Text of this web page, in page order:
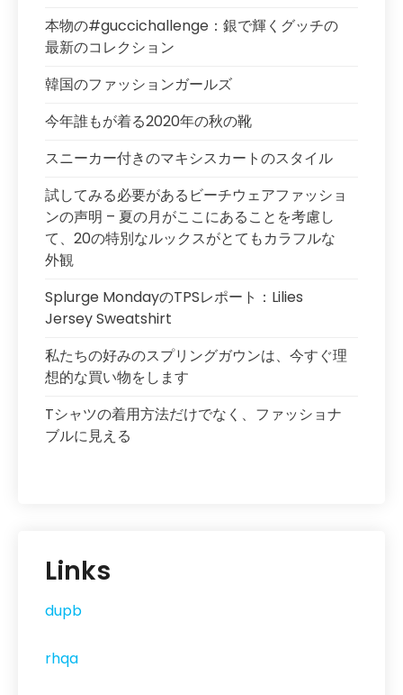
本物の#guccichallenge：銀で輝くグッチの
最新のコレクション
韓国のファッションガールズ
今年誰もが着る2020年の秋の靴
スニーカー付きのマキシスカートのスタイル
試してみる必要があるビーチウェアファッショ
ンの声明 – 夏の月がここにあることを考慮し
て、20の特別なルックスがとてもカラフルな
外観
Splurge MondayのTPSレポート：Lilies
Jersey Sweatshirt
私たちの好みのスプリングガウンは、今すぐ理
想的な買い物をします
Tシャツの着用方法だけでなく、ファッショナ
ブルに見える
Links
dupb
rhqa